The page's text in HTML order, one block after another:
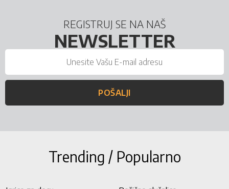
REGISTRUJ SE NA NAŠ
NEWSLETTER
POŠALJI
Trending / Popularno